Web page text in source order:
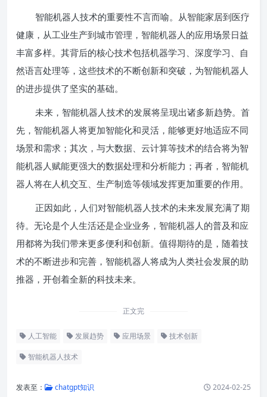
智能机器人技术的重要性不言而喻。从智能家居到医疗
健康，从工业生产到城市管理，智能机器人的应用场景日益
丰富多样。其背后的核心技术包括机器学习、深度学习、自
然语言处理等，这些技术的不断创新和突破，为智能机器人
的进步提供了坚实的基础。
未来，智能机器人技术的发展将呈现出诸多新趋势。首
先，智能机器人将更加智能化和灵活，能够更好地适应不同
场景和需求；其次，与大数据、云计算等技术的结合将为智
能机器人赋能更强大的数据处理和分析能力；再者，智能机
器人将在人机交互、生产制造等领域发挥更加重要的作用。
正因如此，人们对智能机器人技术的未来发展充满了期
待。无论是个人生活还是企业业务，智能机器人的普及和应
用都将为我们带来更多便利和创新。值得期待的是，随着技
术的不断进步和完善，智能机器人将成为人类社会发展的助
推器，开创着全新的科技未来。
正文完
人工智能 发展趋势 应用场景 技术创新
智能机器人技术
发表至： chatgpt知识 2024-02-25